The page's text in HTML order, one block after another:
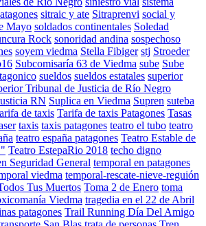
sitraic y ate Sitraprenvi social y
Mayo soldados continentales Soledad
Rock sonoridad andina sospechoso
soyem viedma Stella Fibiger stj Stroeder
Subcomisaría 63 de Viedma sube Sube
sueldos sueldos estatales superior
Tribunal de Justicia de Río Negro
RN Suplica en Viedma Supren suteba
de taxis Tarifa de taxis Patagones Tasas
taxis taxis patagones teatro el tubo teatro
teatro españa patagones Teatro Estable de
Teatro EstepaRio 2018 techo digno
Seguridad General temporal en patagones
viedma temporal-rescate-nieve-reguión
Tus Muertos Toma 2 de Enero toma
Viedma tragedia en el 22 de Abril
patagones Trail Running Día Del Amigo